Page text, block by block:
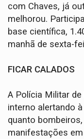
com Chaves, já
melhorou.
base científica,
manhã de sexta-
FICAR CALADOS
A Polícia Militar
interno alertando
quanto
manifestações